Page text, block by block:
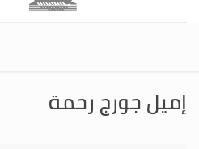
إميل جورج رحمة